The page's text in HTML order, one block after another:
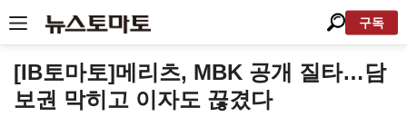
구독
[IB토마토]메리츠, MBK 공개 질타…담
보권 막히고 이자도 끊겼다